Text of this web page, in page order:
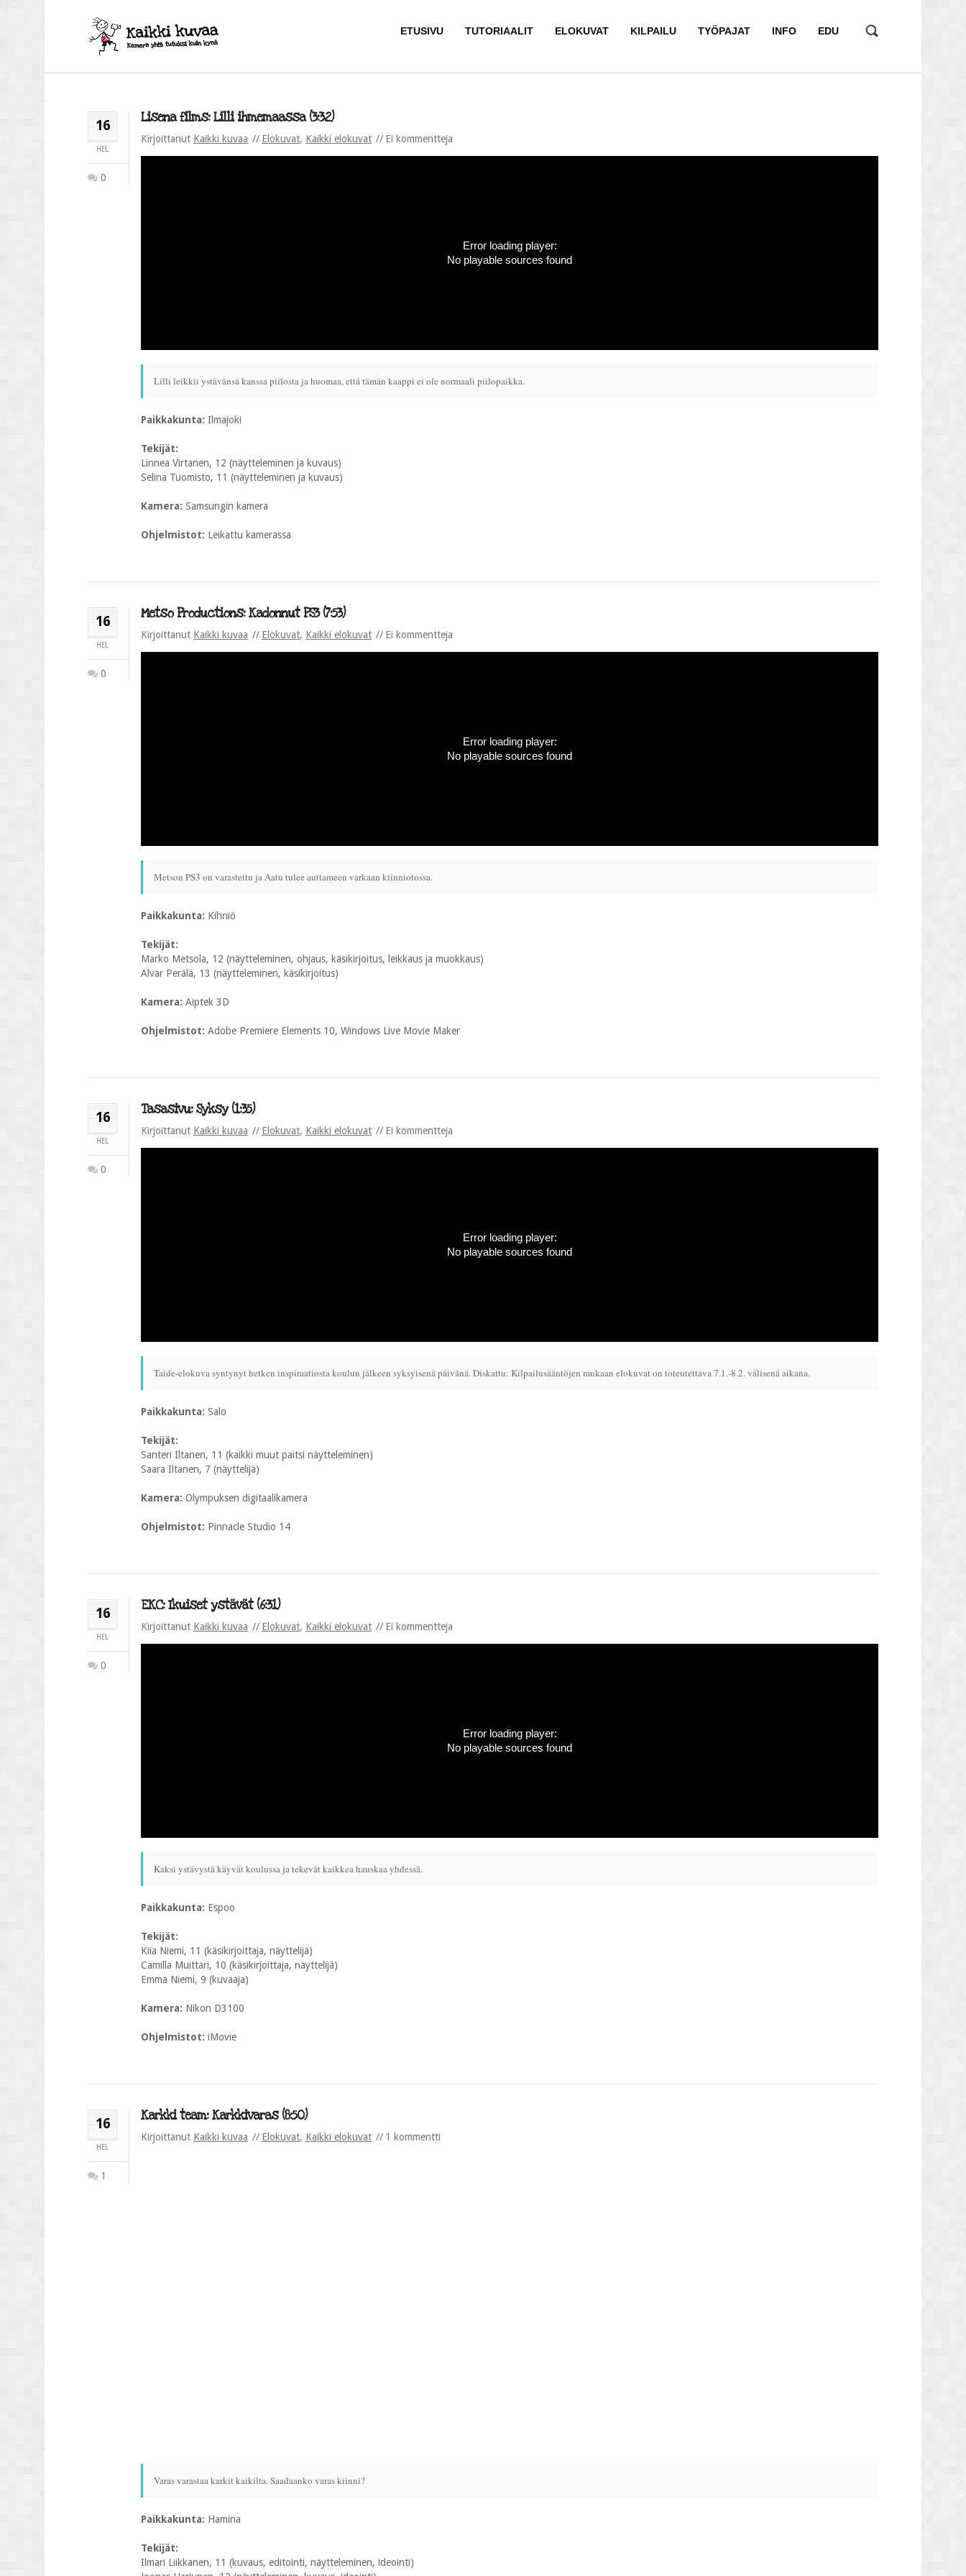
ETUSIVU TUTORIAALIT ELOKUVAT KILPAILU TYÖPAJAT INFO EDU
16
HEL
0
Lisena films: Lilli ihmemaassa (3:32)
Kirjoittanut Kaikki kuvaa Elokuvat, Kaikki elokuvat Ei kommentteja
Error loading player:
No playable sources found
Lilli leikkii ystävänsä kanssa piilosta ja huomaa, että tämän kaappi ei ole normaali piilopaikka.
Paikkakunta: Ilmajoki
Tekijät:
Linnea Virtanen, 12 (näytteleminen ja kuvaus)
Selina Tuomisto, 11 (näytteleminen ja kuvaus)
Kamera: Samsungin kamera
Ohjelmistot: Leikattu kamerassa
16
HEL
0
Metso Productions: Kadonnut PS3 (7:53)
Kirjoittanut Kaikki kuvaa Elokuvat, Kaikki elokuvat Ei kommentteja
Error loading player:
No playable sources found
Metson PS3 on varastettu ja Aatu tulee auttameen varkaan kiinniotossa.
Paikkakunta: Kihniö
Tekijät:
Marko Metsola, 12 (näytteleminen, ohjaus, käsikirjoitus, leikkaus ja muokkaus)
Alvar Perälä, 13 (näytteleminen, käsikirjoitus)
Kamera: Aiptek 3D
Ohjelmistot: Adobe Premiere Elements 10, Windows Live Movie Maker
16
HEL
0
Tasasivu: Syksy (1:35)
Kirjoittanut Kaikki kuvaa Elokuvat, Kaikki elokuvat Ei kommentteja
Error loading player:
No playable sources found
Taide-elokuva syntynyt hetken inspiraatiosta koulun jälkeen syksyisenä päivänä.Diskattu: Kilpailusääntöjen mukaan elokuvat on toteutettava 7.1.-8.2. välisenä aikana.
Paikkakunta: Salo
Tekijät:
Santeri Iltanen, 11 (kaikki muut paitsi näytteleminen)
Saara Iltanen, 7 (näyttelijä)
Kamera: Olympuksen digitaalikamera
Ohjelmistot: Pinnacle Studio 14
16
HEL
0
EKC: Ikuiset ystävät (6:31)
Kirjoittanut Kaikki kuvaa Elokuvat, Kaikki elokuvat Ei kommentteja
Error loading player:
No playable sources found
Kaksi ystävystä käyvät koulussa ja tekevät kaikkea hauskaa yhdessä.
Paikkakunta: Espoo
Tekijät:
Kiia Niemi, 11 (käsikirjoittaja, näyttelijä)
Camilla Muittari, 10 (käsikirjoittaja, näyttelijä)
Emma Niemi, 9 (kuvaaja)
Kamera: Nikon D3100
Ohjelmistot: iMovie
16
HEL
1
Karkki team: Karkkivaras (8:50)
Kirjoittanut Kaikki kuvaa Elokuvat, Kaikki elokuvat 1 kommentti
Varas varastaa karkit kaikilta. Saadaanko varas kiinni?
Paikkakunta: Hamina
Tekijät:
Ilmari Liikkanen, 11 (kuvaus, editointi, näytteleminen, ideointi)